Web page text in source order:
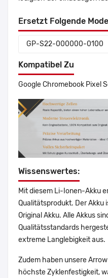
Ersetzt Folgende
GP-S22-000000-0100
Kompatibel Zu
Google Chromebook Pixel
Wissenswertes:
Mit diesem Li-Ionen-Akku
Qualitätsprodukt. Der Akku
Original Akku. Alle Akkus
Qualitätsstandards
extreme Langlebigkeit aus.
Zudem haben unsere
höchste Zyklenfestigkeit,